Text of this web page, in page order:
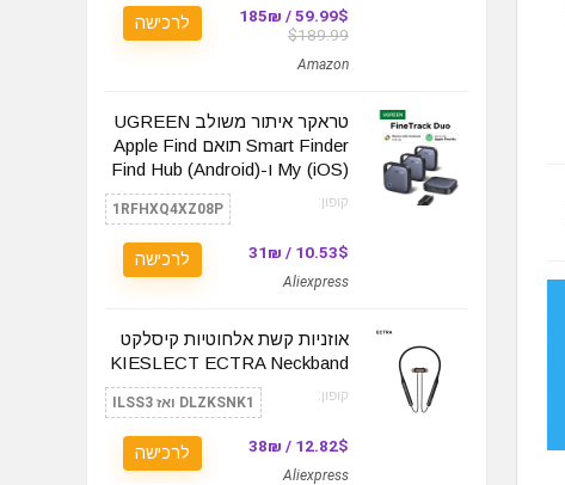
59.99$ / 185₪
$189.99
Amazon
לרכישה
טראקר איתור משולב UGREEN
Smart Finder תואם Apple Find
My (iOS) ו-Find Hub (Android)
קופון: 1RFHXQ4XZ08P
10.53$ / 31₪
Aliexpress
לרכישה
אוזניות קשת אלחוטיות קיסלקט
KIESLECT ECTRA Neckband
קופון: DLZKSNK1 ואז ILSS3
12.82$ / 38₪
Aliexpress
לרכישה